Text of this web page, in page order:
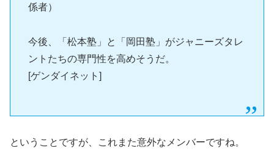
係者）
今後、「松本塾」と「岡田塾」がジャニーズタレ
ントたちの専門性を高めそうだ。
[ゲンダイネット]
ということですが、これまた意外なメンバーですね。